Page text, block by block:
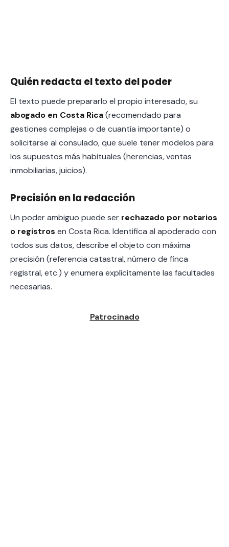
Quién redacta el texto del poder
El texto puede prepararlo el propio interesado, su
abogado en Costa Rica(recomendado para
gestiones complejas o de cuantía importante) o
solicitarse al consulado, que suele tener modelos para
los supuestos más habituales (herencias, ventas
inmobiliarias, juicios).
Precisión en la redacción
Un poder ambiguo puede ser rechazado por notarios
o registros en Costa Rica. Identifica al apoderado con
todos sus datos, describe el objeto con máxima
precisión (referencia catastral, número de finca
registral, etc.) y enumera explícitamente las facultades
necesarias.